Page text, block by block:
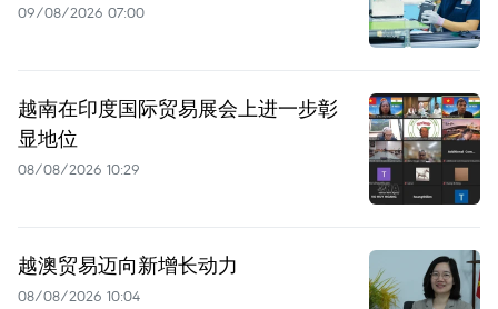
09/08/2026 07:00
越南在印度国际贸易展会上进一步彰
显地位
08/08/2026 10:29
越澳贸易迈向新增长动力
08/08/2026 10:04